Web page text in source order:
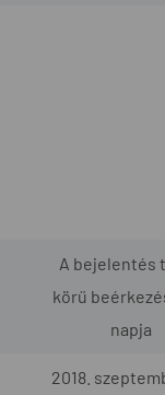
A bejelentés
körű
napja
2018.